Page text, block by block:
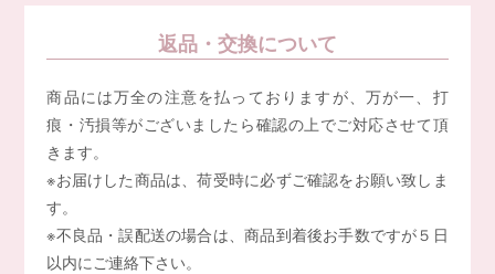
返品・交換について
商品には万全の注意を払っておりますが、万が一、打
痕・汚損等がございましたら確認の上でご対応させて頂
きます。
※お届けした商品は、荷受時に必ずご確認をお願い致しま
す。
※不良品・誤配送の場合は、商品到着後お手数ですが５日
以内にご連絡下さい。